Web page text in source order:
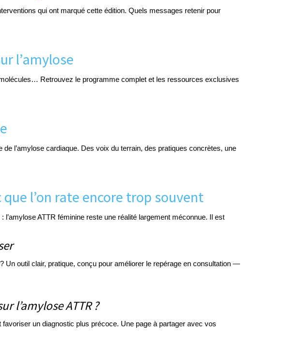
qui ont marqué cette édition. Quels messages retenir pour
l’amylose
Retrouvez le programme complet et les ressources exclusives
l’amylose cardiaque. Des voix du terrain, des pratiques concrètes, une
que l’on rate encore trop souvent
ATTR féminine reste une réalité largement méconnue. Il est
outil clair, pratique, conçu pour améliorer le repérage en consultation —
l’amylose ATTR ?
un diagnostic plus précoce. Une page à partager avec vos